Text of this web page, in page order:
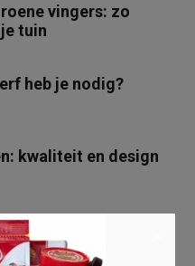
vingers: zo
tuin
heb je nodig?
kwaliteit en design